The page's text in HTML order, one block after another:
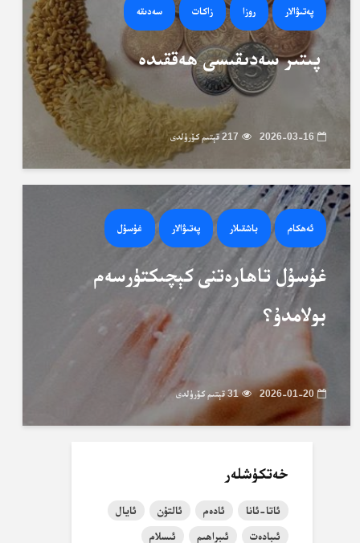
پەتىۋالار روزا زاكات سەدىقە
پىتىر سەدىقىسى ھەققىدە
2026-03-16 217 قېتىم كۆرۈلدى
ئەھكام باشقىلار پەتىۋالار غۇسۇل
غۇسۇل تاھارەتنى كېچىكتۈرسەم
بولامدۇ؟
2026-01-20 31 قېتىم كۆرۈلدى
خەتكۈشلەر
ئاتا-ئانا ئادەم ئالتۇن
ئايال
ئىبادەت
ئىبراھىم
ئىسلام